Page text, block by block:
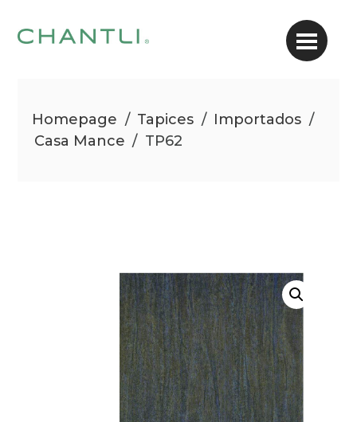
Homepage / Tapices / Importados /
Casa Mance / TP62